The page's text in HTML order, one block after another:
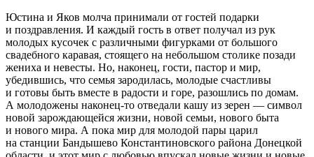
Юстина и Яков молча принимали от гостей подарки
и поздравления. И каждый гость в ответ получал из рук
молодых кусочек с различными фигурками от большого
свадебного каравая, стоящего на небольшом столике позади
жениха и невесты. Но, наконец, гости, пастор и мир,
убедившись, что семья зародилась, молодые счастливы
и готовы быть вместе в радости и горе, разошлись по домам.
А молодожены наконец-то отведали кашу из зерен — символ
новой зарождающейся жизни, новой семьи, нового быта
и нового мира. А пока мир для молодой пары царил
на станции Бандышево Константиновского района Донецкой